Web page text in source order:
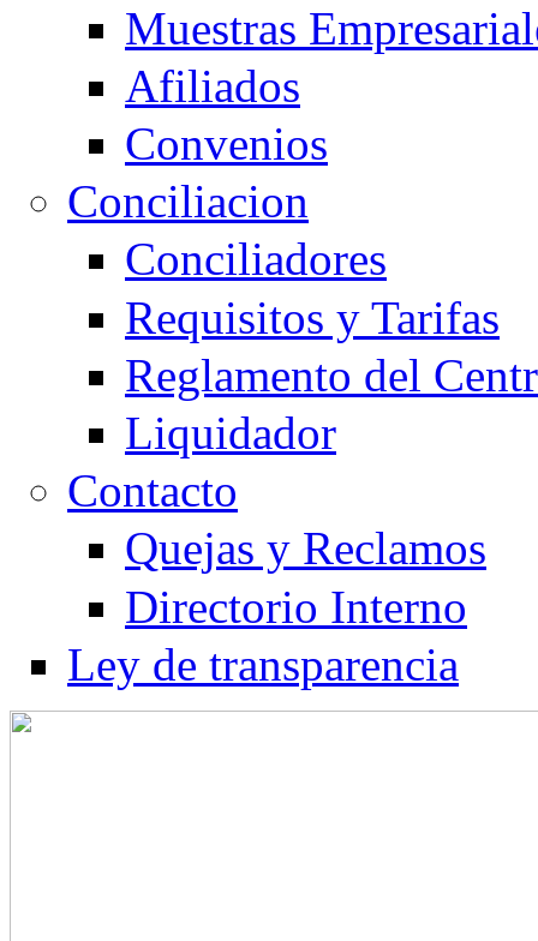
Muestras
Afiliados
Convenios
Conciliacion
Conciliadores
Requisitos y Tarifas
Reglamento del
Liquidador
Contacto
Quejas y Reclamos
Directorio Interno
Ley de transparencia